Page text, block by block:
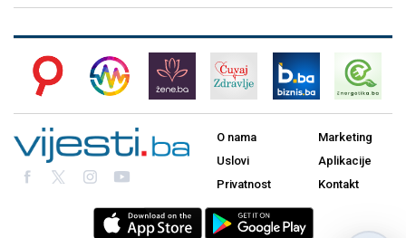
O nama
Uslovi
Privatnost
Marketing
Aplikacije
Kontakt